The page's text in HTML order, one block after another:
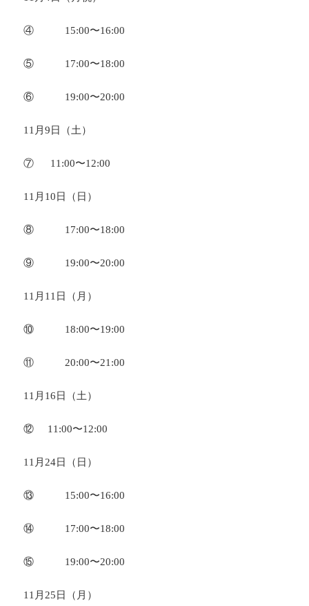
④ 15:00〜16:00
⑤ 17:00〜18:00
⑥ 19:00〜20:00
11月9日（土）
⑦ 11:00〜12:00
11月10日（日）
⑧ 17:00〜18:00
⑨ 19:00〜20:00
11月11日（月）
⑩ 18:00〜19:00
⑪ 20:00〜21:00
11月16日（土）
⑫ 11:00〜12:00
11月24日（日）
⑬ 15:00〜16:00
⑭ 17:00〜18:00
⑮ 19:00〜20:00
11月25日（月）